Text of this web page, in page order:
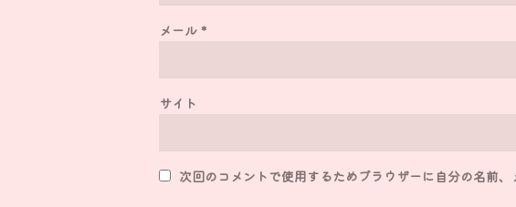
メール *
サイト
次回のコメントで使用するためブラウザーに自分の名前、